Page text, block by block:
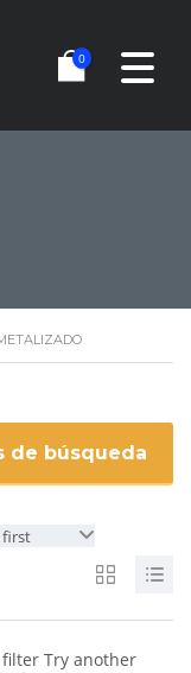
0
de búsqueda
first
filter Try another